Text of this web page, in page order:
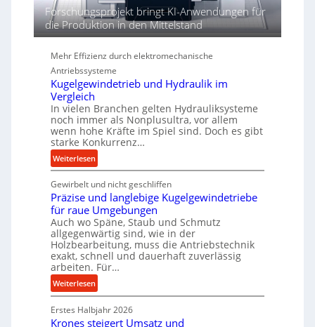
d
i
e
e
r
f
o
r
m
a
n
c
e
m
D
r
ü
c
k
p
r
Forschungsprojekt bringt KI-Anwendungen für
die Produktion in den Mittelstand
Mehr Effizienz durch elektromechanische
Antriebssysteme
Kugelgewindetrieb und Hydraulik im
Vergleich
In vielen Branchen gelten Hydrauliksysteme
noch immer als Nonplusultra, vor allem
wenn hohe Kräfte im Spiel sind. Doch es gibt
starke Konkurrenz…
Weiterlesen:
K
u
g
e
l
g
e
w
i
n
e
Gewirbelt und nicht geschliffen
Präzise und langlebige Kugelgewindetriebe
für raue Umgebungen
Auch wo Späne, Staub und Schmutz
allgegenwärtig sind, wie in der
Holzbearbeitung, muss die Antriebstechnik
exakt, schnell und dauerhaft zuverlässig
arbeiten. Für…
Weiterlesen:
P
r
ä
Erstes Halbjahr 2026
Krones steigert Umsatz und